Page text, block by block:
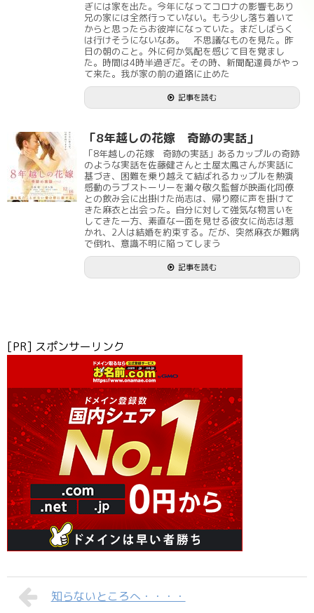
ぎには家を出た。今年になってコロナの影響もあり
兄の家には全然行っていない。もう少し落ち着いて
からと思ったらお彼岸になっていた。まだしばらく
は行けそうにないなあ。 不思議なものを見た。昨
日の朝のこと。外に何か気配を感じて目を覚まし
た。時間は4時半過ぎだ。その時、新聞配達員がやっ
て来た。我が家の前の道路に止めた
記事を読む
「8年越しの花嫁 奇跡の実話」
「8年越しの花嫁 奇跡の実話」あるカップルの奇跡
のような実話を佐藤健さんと土屋太鳳さんが実話に
基づき、困難を乗り越えて結ばれるカップルを熱演
感動のラブストーリーを瀬々敬久監督が映画化同僚
との飲み会に出掛けた尚志は、帰り際に声を掛けて
きた麻衣と出会った。自分に対して強気な物言いを
してきた一方、素直な一面を見せる彼女に尚志は惹
かれ、2人は結婚を約束する。だが、突然麻衣が難病
で倒れ、意識不明に陥ってしまう
記事を読む
[PR] スポンサーリンク
知らないところへ・・・・